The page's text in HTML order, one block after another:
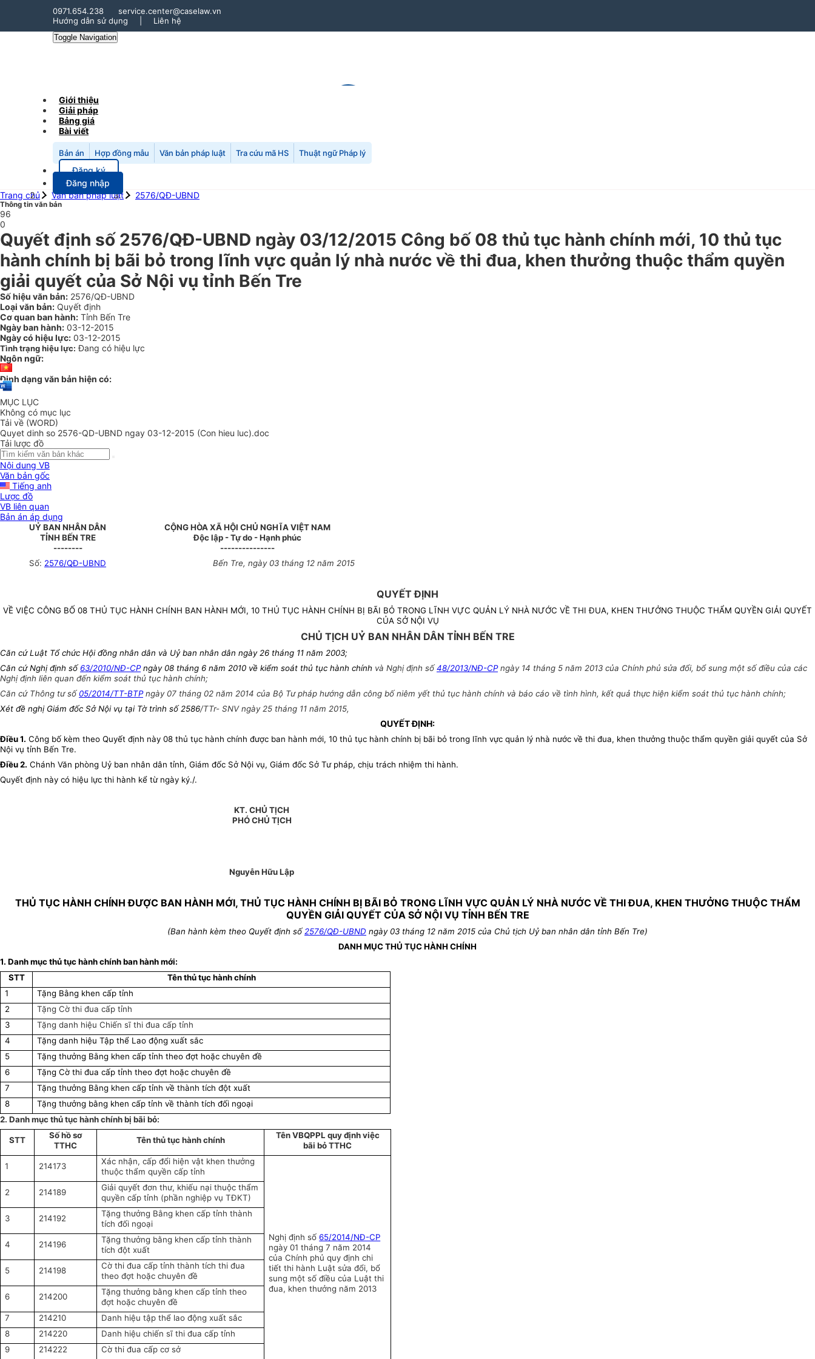
0971.654.238
service.center@caselaw.vn
Hướng dẫn sử dụng
Liên hệ
Toggle Navigation
Giới thiệu
Giải pháp
Bảng giá
Bài viết
Bản án Hợp đồng mẫu Văn bản pháp luật Tra cứu mã HS Thuật ngữ Pháp lý
Đăng ký
Đăng nhập
Trang chủ
Văn bản pháp luật 2576/QĐ-UBND
Thông tin văn bản
96
0
Quyết định số 2576/QĐ-UBND ngày 03/12/2015 Công bố 08 thủ tục hành chính mới, 10 thủ tục
hành chính bị bãi bỏ trong lĩnh vực quản lý nhà nước về thi đua, khen thưởng thuộc thẩm quyền
giải quyết của Sở Nội vụ tỉnh Bến Tre
Số hiệu văn bản: 2576/QĐ-UBND
Loại văn bản: Quyết định
Cơ quan ban hành: Tỉnh Bến Tre
Ngày ban hành: 03-12-2015
Ngày có hiệu lực: 03-12-2015
Tình trạng hiệu lực: Đang có hiệu lực
Ngôn ngữ:
Định dạng văn bản hiện có:
MỤC LỤC
Không có mục lục
Tải về (WORD)
Quyet dinh so 2576-QD-UBND ngay 03-12-2015 (Con hieu luc).doc
Tải lược đồ
Nội dung VB
Văn bản gốc
Tiếng anh
Lược đồ
VB liên quan
Bản án áp dụng
UỶ BAN NHÂN DÂN
TỈNH BẾN TRE
--------
CỘNG HÒA XÃ HỘI CHỦ NGHĨA VIỆT NAM
Độc lập - Tự do - Hạnh phúc
---------------
Số: 2576/QĐ-UBND Bến Tre, ngày 03 tháng 12 năm 2015
QUYẾT ĐỊNH
VỀ VIỆC CÔNG BỐ 08 THỦ TỤC HÀNH CHÍNH BAN HÀNH MỚI, 10 THỦ TỤC HÀNH CHÍNH BỊ BÃI BỎ TRONG LĨNH VỰC QUẢN LÝ NHÀ NƯỚC VỀ THI ĐUA, KHEN THƯỞNG THUỘC THẨM QUYỀN GIẢI QUYẾT
CỦA SỞ NỘI VỤ
CHỦ TỊCH UỶ BAN NHÂN DÂN TỈNH BẾN TRE
Căn cứ Luật Tổ chức Hội đồng nhân dân và Uỷ ban nhân dân ngày 26 tháng 11 năm 2003;
Căn cứ Nghị định số63/2010/NĐ-CPngày 08 tháng 6 năm 2010 về kiểm soát thủ tục hành chính và Nghị định số48/2013/NĐ-CPngày 14 tháng 5 năm 2013 của Chính phủ sửa đổi, bổ sung một số điều của các
Nghị định liên quan đến kiểm soát thủ tục hành chính;
Căn cứ Thông tư số 05/2014/TT-BTPngày 07 tháng 02 năm 2014 của Bộ Tư pháp hướng dẫn công bố niêm yết thủ tục hành chính và báo cáo về tình hình, kết quả thực hiện kiểm soát thủ tục hành chính;
Xét đề nghị Giám đốc Sở Nội vụ tại Tờ trình số 2586/TTr- SNV ngày 25 tháng 11 năm 2015,
QUYẾT ĐỊNH:
Điều 1. Công bố kèm theo Quyết định này 08 thủ tục hành chính được ban hành mới, 10 thủ tục hành chính bị bãi bỏ trong lĩnh vực quản lý nhà nước về thi đua, khen thưởng thuộc thẩm quyền giải quyết của Sở
Nội vụ tỉnh Bến Tre.
Điều 2. Chánh Văn phòng Uỷ ban nhân dân tỉnh, Giám đốc Sở Nội vụ, Giám đốc Sở Tư pháp, chịu trách nhiệm thi hành.
Quyết định này có hiệu lực thi hành kể từ ngày ký./.
KT. CHỦ TỊCH
PHÓ CHỦ TỊCH
Nguyễn Hữu Lập
THỦ TỤC HÀNH CHÍNH ĐƯỢC BAN HÀNH MỚI, THỦ TỤC HÀNH CHÍNH BỊ BÃI BỎ TRONG LĨNH VỰC QUẢN LÝ NHÀ NƯỚC VỀ THI ĐUA, KHEN THƯỞNG THUỘC THẨM
QUYỀN GIẢI QUYẾT CỦA SỞ NỘI VỤ TỈNH BẾN TRE
(Ban hành kèm theo Quyết định số2576/QĐ-UBND ngày 03 tháng 12 năm 2015 của Chủ tịch Uỷ ban nhân dân tỉnh Bến Tre)
DANH MỤC THỦ TỤC HÀNH CHÍNH
1. Danh mục thủ tục hành chính ban hành mới:
STT
Tên thủ tục hành chính
1
Tặng Bằng khen cấp tỉnh
2
Tặng Cờ thi đua cấp tỉnh
3
Tặng danh hiệu Chiến sĩ thi đua cấp tỉnh
4
Tặng danh hiệu Tập thể Lao động xuất sắc
5
Tặng thưởng Bằng khen cấp tỉnh theo đợt hoặc chuyên đề
6
Tặng Cờ thi đua cấp tỉnh theo đợt hoặc chuyên đề
7
Tặng thưởng Bằng khen cấp tỉnh về thành tích đột xuất
8
Tặng thưởng bằng khen cấp tỉnh về thành tích đối ngoại
2. Danh mục thủ tục hành chính bị bãi bỏ:
STT
Số hồ sơ
TTHC
Tên thủ tục hành chính
Tên VBQPPL quy định việc
bãi bỏ TTHC
1 214173
Xác nhận, cấp đổi hiện vật khen thưởng
thuộc thẩm quyền cấp tỉnh
Nghị định số65/2014/NĐ-CP
ngày 01 tháng 7 năm 2014
của Chính phủ quy định chi
tiết thi hành Luật sửa đổi, bổ
sung một số điều của Luật thi
đua, khen thưởng năm 2013
2 214189
Giải quyết đơn thư, khiếu nại thuộc thẩm
quyền cấp tỉnh (phần nghiệp vụ TĐKT)
3 214192
Tặng thưởng Bằng khen cấp tỉnh thành
tích đối ngoại
4 214196
Tặng thưởng bằng khen cấp tỉnh thành
tích đột xuất
5 214198
Cờ thi đua cấp tỉnh thành tích thi đua
theo đợt hoặc chuyên đề
6 214200
Tặng thưởng bằng khen cấp tỉnh theo
đợt hoặc chuyên đề
7
214210
Danh hiệu tập thể lao động xuất sắc
8
214220
Danh hiệu chiến sĩ thi đua cấp tỉnh
9
214222 Cờ thi đua cấp cơ sở